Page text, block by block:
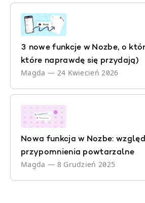
3 nowe funkcje w Nozbe, o
które naprawdę się przydają)
Magda — 24 Kwiecień 2026
Nowa funkcja w Nozbe:
przypomnienia powtarzalne
Magda — 8 Grudzień 2025